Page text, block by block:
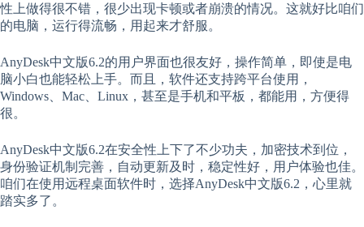
性上做得很不错，很少出现卡顿或者崩溃的情况。这就好比咱们
的电脑，运行得流畅，用起来才舒服。
AnyDesk中文版6.2的用户界面也很友好，操作简单，即使是电
脑小白也能轻松上手。而且，软件还支持跨平台使用，
Windows、Mac、Linux，甚至是手机和平板，都能用，方便得
很。
AnyDesk中文版6.2在安全性上下了不少功夫，加密技术到位，
身份验证机制完善，自动更新及时，稳定性好，用户体验也佳。
咱们在使用远程桌面软件时，选择AnyDesk中文版6.2，心里就
踏实多了。